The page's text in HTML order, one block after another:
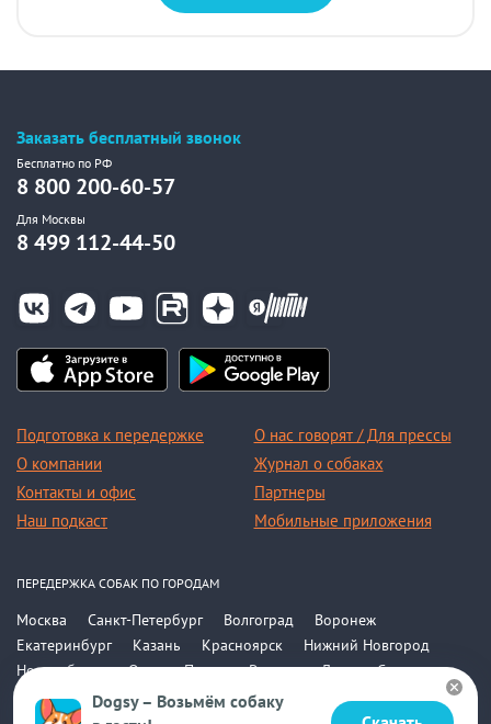
Dogsy – Возьмём собаку
Заказать бесплатный звонок
Бесплатно по РФ
8 800 200-60-57
Для Москвы
8 499 112-44-50
Подготовка к передержке
О компании
Контакты и офис
Наш подкаст
О нас говорят / Для прессы
Журнал о собаках
Партнеры
Мобильные приложения
ПЕРЕДЕРЖКА СОБАК ПО ГОРОДАМ
Москва Санкт-Петербург Волгоград
Воронеж
Екатеринбург
Казань Красноярск
Нижний Новгород
Новосибирск
Омск Пермь Ростов-на-Дону
Самара
Саратов
Уфа Челябинск Все города